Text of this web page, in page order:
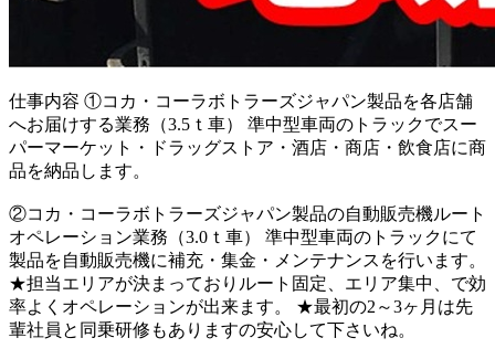
仕事内容 ①コカ・コーラボトラーズジャパン製品を各店舗
へお届けする業務（3.5ｔ車） 準中型車両のトラックでスー
パーマーケット・ドラッグストア・酒店・商店・飲食店に商
品を納品します。
②コカ・コーラボトラーズジャパン製品の自動販売機ルート
オペレーション業務（3.0ｔ車） 準中型車両のトラックにて
製品を自動販売機に補充・集金・メンテナンスを行います。
★担当エリアが決まっておりルート固定、エリア集中、で効
率よくオペレーションが出来ます。 ★最初の2～3ヶ月は先
輩社員と同乗研修もありますの安心して下さいね。